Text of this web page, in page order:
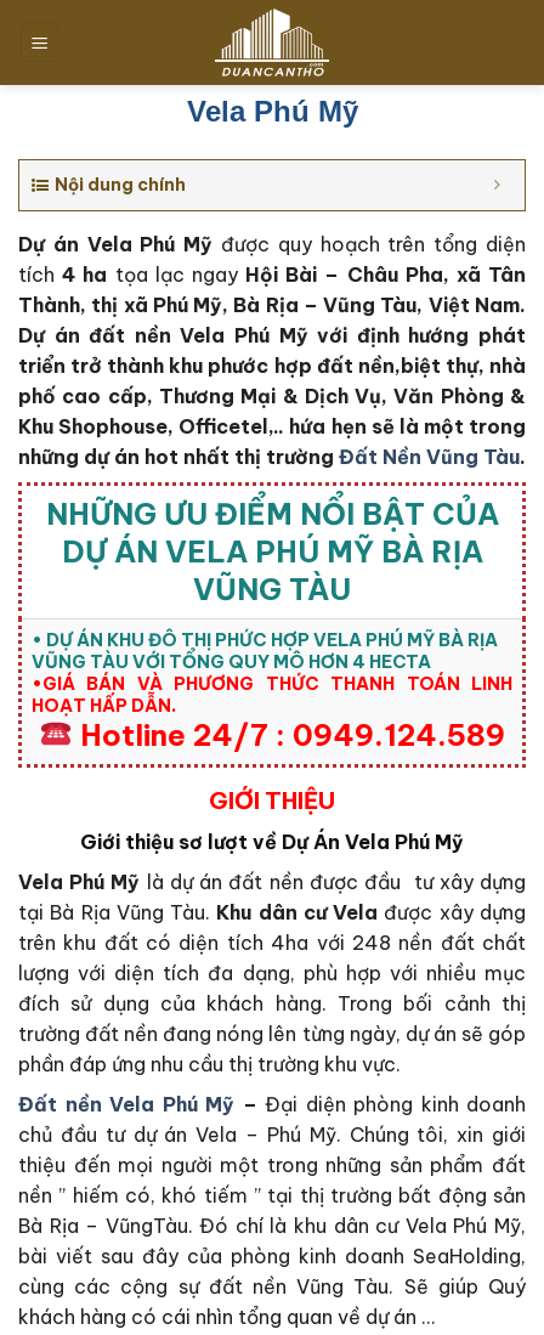
đến
Vela Phú Mỹ
Nội dung chính
Dự án Vela Phú Mỹ được quy hoạch trên tổng diện
tích 4 ha tọa lạc ngay Hội Bài – Châu Pha, xã Tân
Thành, thị xã Phú Mỹ, Bà Rịa – Vũng Tàu, Việt Nam.
Dự án đất nền Vela Phú Mỹ với định hướng phát
triển trở thành khu phước hợp đất nền,biệt thự, nhà
phố cao cấp, Thương Mại & Dịch Vụ, Văn Phòng &
Khu Shophouse, Officetel,.. hứa hẹn sẽ là một trong
những dự án hot nhất thị trường Đất Nền Vũng Tàu.
NHỮNG ƯU ĐIỂM NỔI BẬT CỦA
DỰ ÁN VELA PHÚ MỸ BÀ RỊA
VŨNG TÀU
• DỰ ÁN KHU ĐÔ THỊ PHỨC HỢP VELA PHÚ MỸ BÀ RỊA
VŨNG TÀU VỚI TỔNG QUY MÔ HƠN 4 HECTA
•GIÁ BÁN VÀ PHƯƠNG THỨC THANH TOÁN LINH
HOẠT HẤP DẪN.
Hotline 24/7 : 0949.124.589
GIỚI THIỆU
Giới thiệu sơ lượt về Dự Án Vela Phú Mỹ
Vela Phú Mỹ là dự án đất nền được đầu tư xây dựng
tại Bà Rịa Vũng Tàu. Khu dân cư Vela được xây dựng
trên khu đất có diện tích 4ha với 248 nền đất chất
lượng với diện tích đa dạng, phù hợp với nhiều mục
đích sử dụng của khách hàng. Trong bối cảnh thị
trường đất nền đang nóng lên từng ngày, dự án sẽ góp
phần đáp ứng nhu cầu thị trường khu vực.
Đất nền Vela Phú Mỹ – Đại diện phòng kinh doanh
chủ đầu tư dự án Vela – Phú Mỹ. Chúng tôi, xin giới
thiệu đến mọi người một trong những sản phẩm đất
nền ” hiếm có, khó tiếm ” tại thị trường bất động sản
Bà Rịa – VũngTàu. Đó chí là khu dân cư Vela Phú Mỹ,
bài viết sau đây của phòng kinh doanh SeaHolding,
cùng các cộng sự đất nền Vũng Tàu. Sẽ giúp Quý
khách hàng có cái nhìn tổng quan về dự án …